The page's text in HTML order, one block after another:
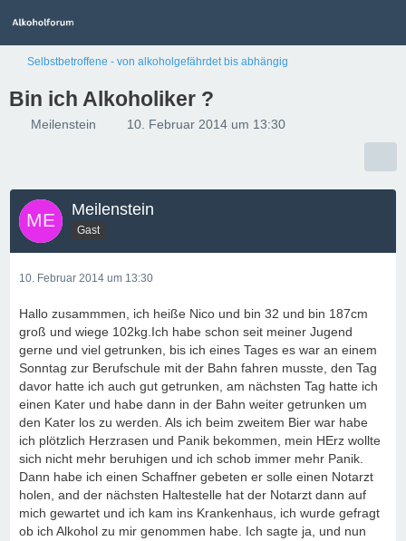
Selbstbetroffene - von alkoholgefährdet bis abhängig
Bin ich Alkoholiker ?
Meilenstein 10. Februar 2014 um 13:30
Meilenstein
Gast
10. Februar 2014 um 13:30
Hallo zusammmen, ich heiße Nico und bin 32 und bin 187cm
groß und wiege 102kg.Ich habe schon seit meiner Jugend
gerne und viel getrunken, bis ich eines Tages es war an einem
Sonntag zur Berufschule mit der Bahn fahren musste, den Tag
davor hatte ich auch gut getrunken, am nächsten Tag hatte ich
einen Kater und habe dann in der Bahn weiter getrunken um
den Kater los zu werden. Als ich beim zweitem Bier war habe
ich plötzlich Herzrasen und Panik bekommen, mein HErz wollte
sich nicht mehr beruhigen und ich schob immer mehr Panik.
Dann habe ich einen Schaffner gebeten er solle einen Notarzt
holen, and der nächsten Haltestelle hat der Notarzt dann auf
mich gewartet und ich kam ins Krankenhaus, ich wurde gefragt
ob ich Alkohol zu mir genommen habe. Ich sagte ja, und nun